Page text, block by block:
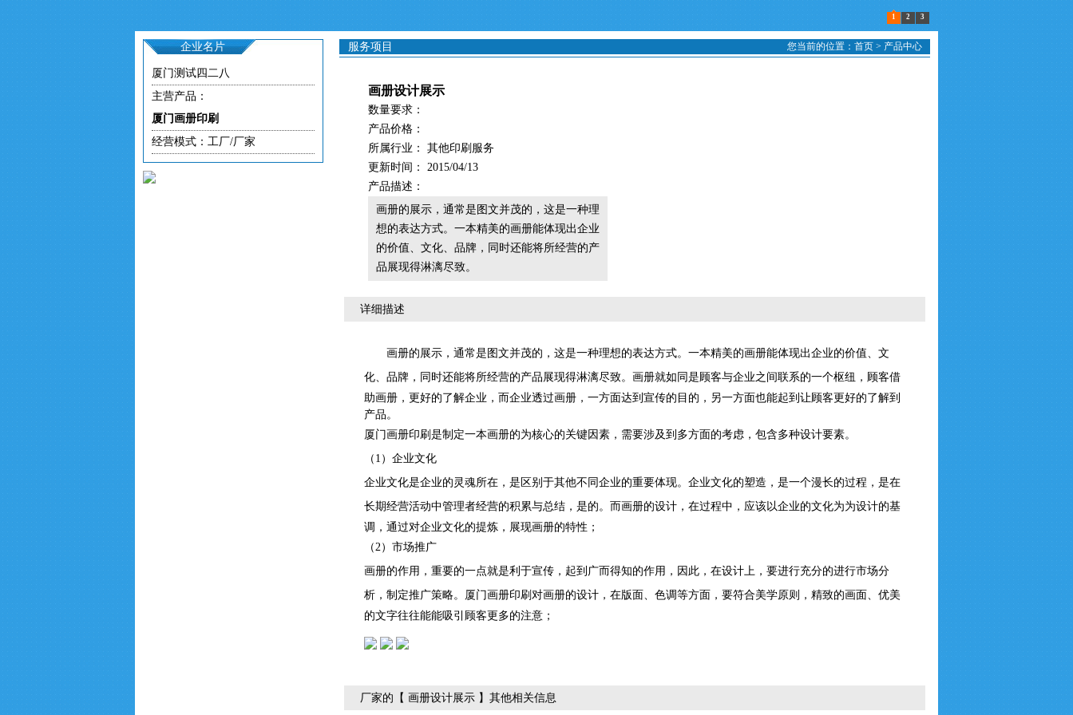
1 2 3
企业名片
厦门测试四二八
主营产品：
厦门画册印刷
经营模式：工厂/厂家
服务项目 您当前的位置： 首页 > 产品中心
画册设计展示
数量要求：
产品价格：
所属行业： 其他印刷服务
更新时间： 2015/04/13
产品描述：
画册的展示，通常是图文并茂的，这是一种理
想的表达方式。一本精美的画册能体现出企业
的价值、文化、品牌，同时还能将所经营的产
品展现得淋漓尽致。
详细描述
画册的展示，通常是图文并茂的，这是一种理想的表达方式。一本精美的画册能体现出企业的价值、文
化、品牌，同时还能将所经营的产品展现得淋漓尽致。画册就如同是顾客与企业之间联系的一个枢纽，顾客借
助画册，更好的了解企业，而企业透过画册，一方面达到宣传的目的，另一方面也能起到让顾客更好的了解到
产品。
厦门画册印刷是制定一本画册的为核心的关键因素，需要涉及到多方面的考虑，包含多种设计要素。
（1）企业文化
企业文化是企业的灵魂所在，是区别于其他不同企业的重要体现。企业文化的塑造，是一个漫长的过程，是在
长期经营活动中管理者经营的积累与总结，是的。而画册的设计，在过程中，应该以企业的文化为为设计的基
调，通过对企业文化的提炼，展现画册的特性；
（2）市场推广
画册的作用，重要的一点就是利于宣传，起到广而得知的作用，因此，在设计上，要进行充分的进行市场分
析，制定推广策略。厦门画册印刷对画册的设计，在版面、色调等方面，要符合美学原则，精致的画面、优美
的文字往往能能吸引顾客更多的注意；
厂家的【 画册设计展示 】其他相关信息